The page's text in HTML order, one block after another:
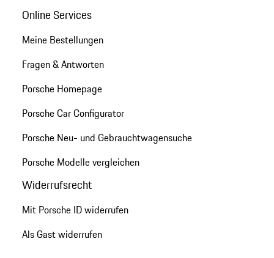
Online Services
Meine Bestellungen
Fragen & Antworten
Porsche Homepage
Porsche Car Configurator
Porsche Neu- und Gebrauchtwagensuche
Porsche Modelle vergleichen
Widerrufsrecht
Mit Porsche ID widerrufen
Als Gast widerrufen